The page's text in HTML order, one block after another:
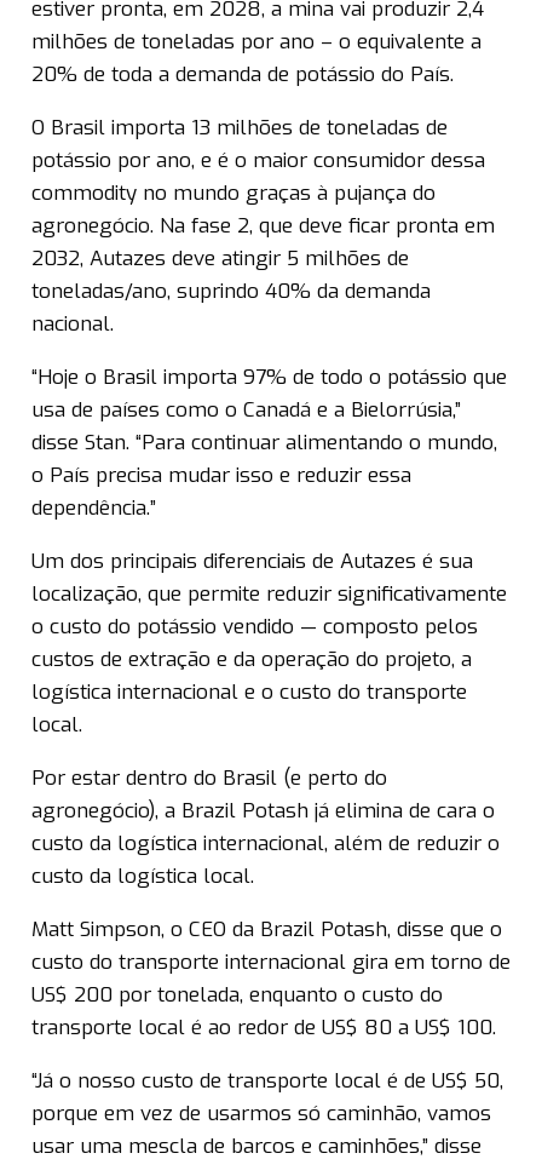
estiver pronta, em 2028, a mina vai produzir 2,4
milhões de toneladas por ano – o equivalente a
20% de toda a demanda de potássio do País.
O Brasil importa 13 milhões de toneladas de
potássio por ano, e é o maior consumidor dessa
commodity no mundo graças à pujança do
agronegócio. Na fase 2, que deve ficar pronta em
2032, Autazes deve atingir 5 milhões de
toneladas/ano, suprindo 40% da demanda
nacional.
“Hoje o Brasil importa 97% de todo o potássio que
usa de países como o Canadá e a Bielorrúsia,”
disse Stan. “Para continuar alimentando o mundo,
o País precisa mudar isso e reduzir essa
dependência.”
Um dos principais diferenciais de Autazes é sua
localização, que permite reduzir significativamente
o custo do potássio vendido — composto pelos
custos de extração e da operação do projeto, a
logística internacional e o custo do transporte
local.
Por estar dentro do Brasil (e perto do
agronegócio), a Brazil Potash já elimina de cara o
custo da logística internacional, além de reduzir o
custo da logística local.
Matt Simpson, o CEO da Brazil Potash, disse que o
custo do transporte internacional gira em torno de
US$ 200 por tonelada, enquanto o custo do
transporte local é ao redor de US$ 80 a US$ 100.
“Já o nosso custo de transporte local é de US$ 50,
porque em vez de usarmos só caminhão, vamos
usar uma mescla de barcos e caminhões,” disse